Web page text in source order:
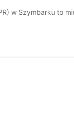
w Szymbarku to